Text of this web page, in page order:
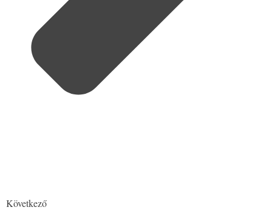
Következő